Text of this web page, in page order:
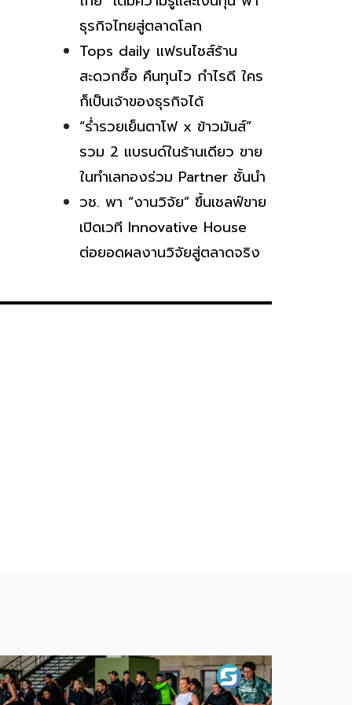
ธุรกิจไทยสู่ตลาดโลก
Tops daily แฟรนไชส์ร้าน
สะดวกซื้อ คืนทุนไว กำไรดี ใคร
ก็เป็นเจ้าของธุรกิจได้
“ร่ำรวยเย็นตาโฟ x ข้าวมันส์”
รวม 2 แบรนด์ในร้านเดียว ขาย
ในทำเลทองร่วม Partner ชั้นนำ
วช. พา “งานวิจัย” ขึ้นเชลฟ์ขาย
เปิดเวที Innovative House
ต่อยอดผลงานวิจัยสู่ตลาดจริง